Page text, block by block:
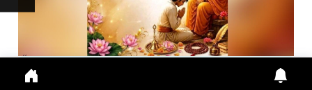
गुरु पूर्णिमा 2026: गुरु महिमा, आस्था और भारतीय संस्कृति का ...